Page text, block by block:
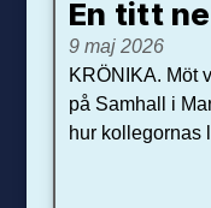
En titt
9 maj 2026
KRÖNIKA. Möt
på Samhall i
hur kollegornas